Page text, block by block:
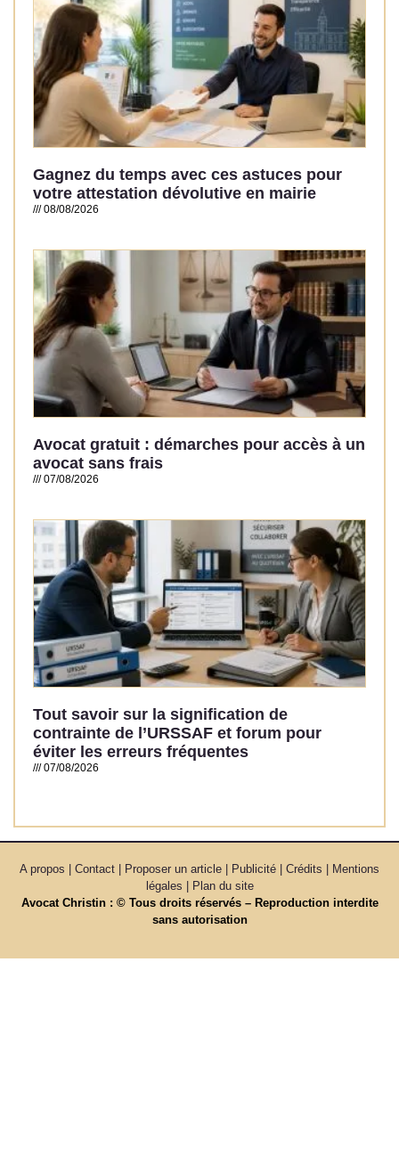
Gagnez du temps avec ces astuces pour
votre attestation dévolutive en mairie
08/08/2026
Avocat gratuit : démarches pour accès à un
avocat sans frais
07/08/2026
Tout savoir sur la signification de
contrainte de l’URSSAF et forum pour
éviter les erreurs fréquentes
07/08/2026
A propos | Contact | Proposer un article | Publicité | Crédits | Mentions
légales |
Plan du site
Avocat Christin : © Tous droits réservés – Reproduction interdite
sans autorisation